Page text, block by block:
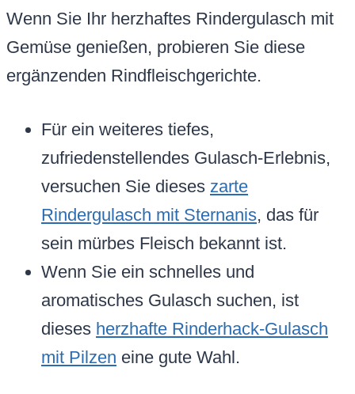
Wenn Sie Ihr herzhaftes Rindergulasch mit
Gemüse genießen, probieren Sie diese
ergänzenden Rindfleischgerichte.
Für ein weiteres tiefes,
zufriedenstellendes Gulasch-Erlebnis,
versuchen Sie dieses zarte
Rindergulasch mit Sternanis, das für
sein mürbes Fleisch bekannt ist.
Wenn Sie ein schnelles und
aromatisches Gulasch suchen, ist
dieses herzhafte Rinderhack-Gulasch
mit Pilzen eine gute Wahl.